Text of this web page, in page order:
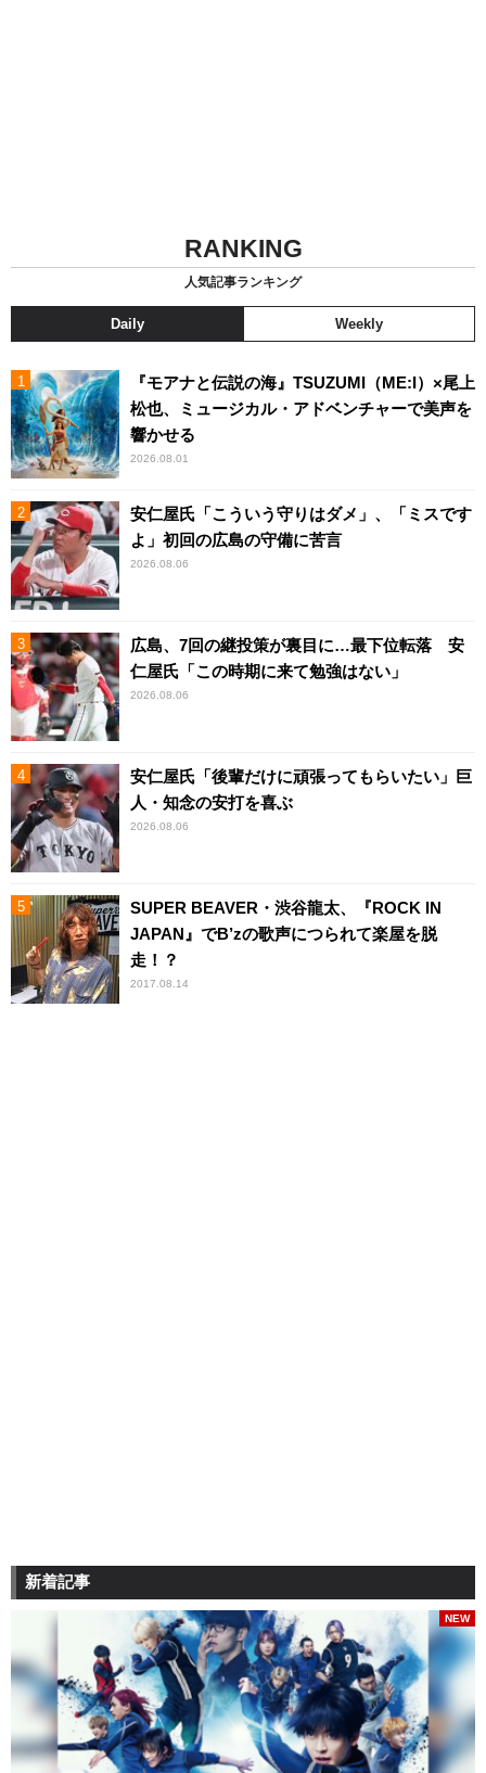
RANKING
人気記事ランキング
Daily Weekly
『モアナと伝説の海』TSUZUMI（ME:I）×尾上
松也、ミュージカル・アドベンチャーで美声を
響かせる
2026.08.01
安仁屋氏「こういう守りはダメ」、「ミスです
よ」初回の広島の守備に苦言
2026.08.06
広島、7回の継投策が裏目に…最下位転落 安
仁屋氏「この時期に来て勉強はない」
2026.08.06
安仁屋氏「後輩だけに頑張ってもらいたい」巨
人・知念の安打を喜ぶ
2026.08.06
SUPER BEAVER・渋谷龍太、『ROCK IN
JAPAN』でB’zの歌声につられて楽屋を脱
走！？
2017.08.14
新着記事
NEW